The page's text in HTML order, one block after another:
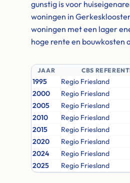
gunstig is voor
woningen in
woningen met een lager
hoge rente en bouwkosten
JAAR CBS
1995 Regio Friesland
2000
Regio Friesland
2005
Regio Friesland
2010
Regio Friesland
2015
Regio Friesland
2020
Regio Friesland
2024
Regio Friesland
2025
Regio Friesland